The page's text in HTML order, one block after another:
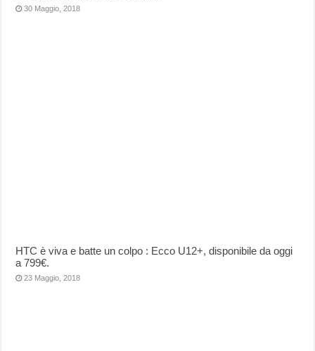
30 Maggio, 2018
HTC è viva e batte un colpo : Ecco U12+, disponibile da oggi
a 799€.
23 Maggio, 2018